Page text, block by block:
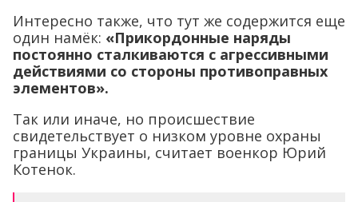
Интересно также, что тут же содержится еще
один намёк: «Прикордонные наряды
постоянно сталкиваются с агрессивными
действиями со стороны противоправных
элементов».
Так или иначе, но происшествие
свидетельствует о низком уровне охраны
границы Украины, считает военкор Юрий
Котенок.